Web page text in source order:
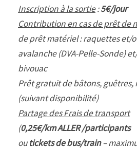
Inscription à la sortie:5€/jour
Contribution en cas de prêt de
de prêt matériel : raquettes et/
avalanche (DVA-Pelle-Sonde)
bivouac
Prêt gratuit de bâtons, guêtres,
(suivant disponibilité)
Partage des Frais de transport
(0,25€/km ALLER /participants
outickets de bus/train–